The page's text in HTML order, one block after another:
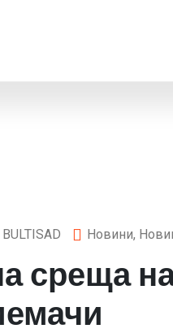
BULTISAD Новини,
среща